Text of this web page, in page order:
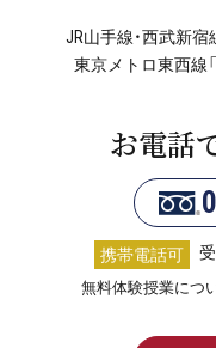
JR山手線・西武新
東京メトロ東西線
お電話
携帯電話可
無料体験授業につ